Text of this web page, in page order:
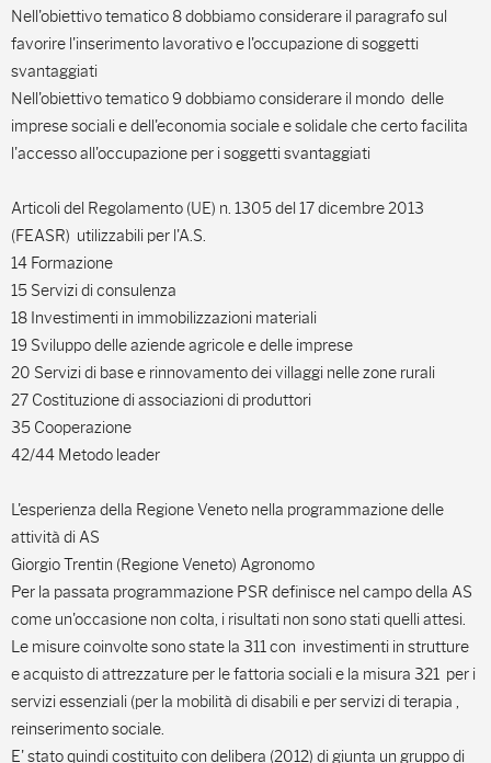
Nell'obiettivo tematico 8 dobbiamo considerare il paragrafo sul
favorire l'inserimento lavorativo e l'occupazione di soggetti
svantaggiati
Nell'obiettivo tematico 9 dobbiamo considerare il mondo delle
imprese sociali e dell'economia sociale e solidale che certo facilita
l'accesso all'occupazione per i soggetti svantaggiati
Articoli del Regolamento (UE) n. 1305 del 17 dicembre 2013
(FEASR) utilizzabili per l'A.S.
14 Formazione
15 Servizi di consulenza
18 Investimenti in immobilizzazioni materiali
19 Sviluppo delle aziende agricole e delle imprese
20 Servizi di base e rinnovamento dei villaggi nelle zone rurali
27 Costituzione di associazioni di produttori
35 Cooperazione
42/44 Metodo leader
L'esperienza della Regione Veneto nella programmazione delle
attività di AS
Giorgio Trentin (Regione Veneto) Agronomo
Per la passata programmazione PSR definisce nel campo della AS
come un'occasione non colta, i risultati non sono stati quelli attesi.
Le misure coinvolte sono state la 311 con investimenti in strutture
e acquisto di attrezzature per le fattoria sociali e la misura 321 per i
servizi essenziali (per la mobilità di disabili e per servizi di terapia ,
reinserimento sociale.
E' stato quindi costituito con delibera (2012) di giunta un gruppo di